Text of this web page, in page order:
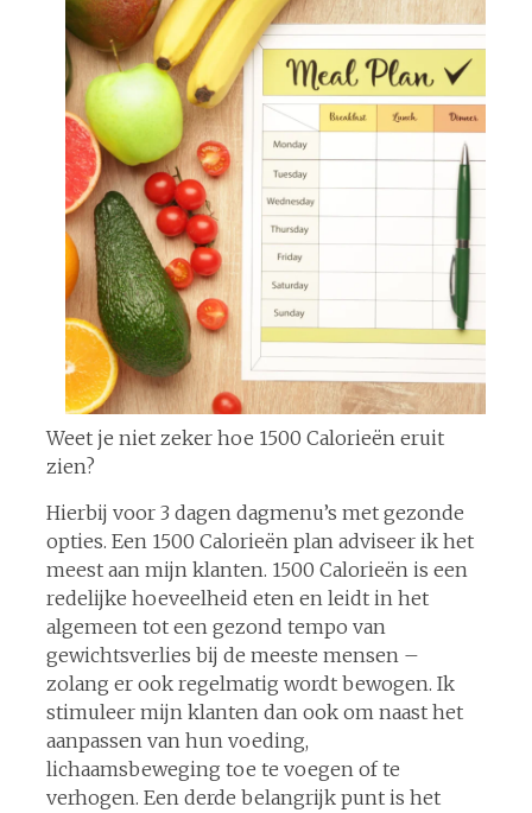
Weet je niet zeker hoe 1500 Calorieën eruit
zien?
Hierbij voor 3 dagen dagmenu’s met gezonde
opties. Een 1500 Calorieën plan adviseer ik het
meest aan mijn klanten. 1500 Calorieën is een
redelijke hoeveelheid eten en leidt in het
algemeen tot een gezond tempo van
gewichtsverlies bij de meeste mensen –
zolang er ook regelmatig wordt bewogen. Ik
stimuleer mijn klanten dan ook om naast het
aanpassen van hun voeding,
lichaamsbeweging toe te voegen of te
verhogen. Een derde belangrijk punt is het